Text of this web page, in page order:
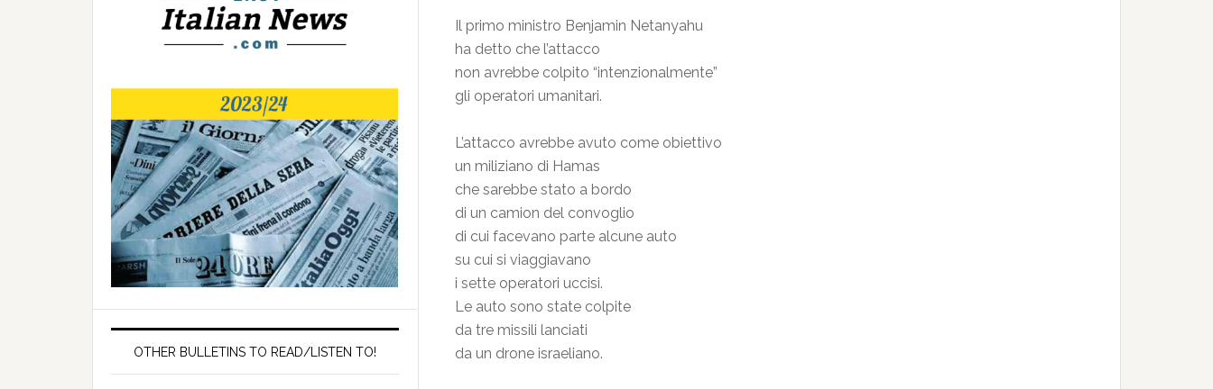
Il primo ministro Benjamin Netanyahu
ha detto che l’attacco
non avrebbe colpito “intenzionalmente”
gli operatori umanitari.
L’attacco avrebbe avuto come obiettivo
un miliziano di Hamas
che sarebbe stato a bordo
di un camion del convoglio
di cui facevano parte alcune auto
su cui si viaggiavano
i sette operatori uccisi.
Le auto sono state colpite
da tre missili lanciati
da un drone israeliano.
OTHER BULLETINS TO READ/LISTEN TO!